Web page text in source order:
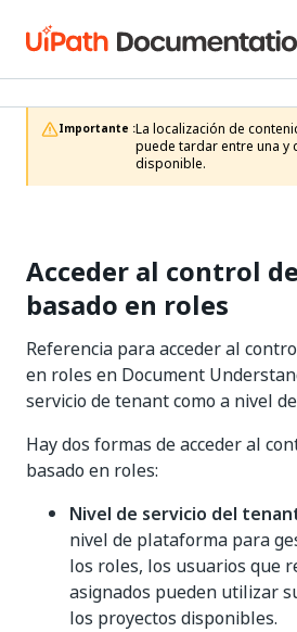
Importante :La localización de
puede tardar entre una y
disponible.
Acceder al control
basado en roles
Referencia para acceder al
en roles en Document
servicio de tenant como a nivel
Hay dos formas de acceder al
basado en roles:
Nivel de servicio del
nivel de plataforma para
los roles, los usuarios que
asignados pueden utilizar
los proyectos disponibles.